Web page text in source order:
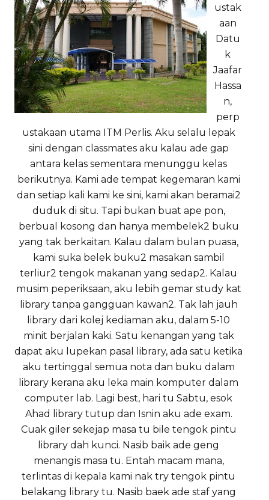
ustak
aan
Datu
k
Jaafar
Hassa
n,
perp
ustakaan utama ITM Perlis. Aku selalu lepak
sini dengan classmates aku kalau ade gap
antara kelas sementara menunggu kelas
berikutnya. Kami ade tempat kegemaran kami
dan setiap kali kami ke sini, kami akan beramai2
duduk di situ. Tapi bukan buat ape pon,
berbual kosong dan hanya membelek2 buku
yang tak berkaitan. Kalau dalam bulan puasa,
kami suka belek buku2 masakan sambil
terliur2 tengok makanan yang sedap2. Kalau
musim peperiksaan, aku lebih gemar study kat
library tanpa gangguan kawan2. Tak lah jauh
library dari kolej kediaman aku, dalam 5-10
minit berjalan kaki. Satu kenangan yang tak
dapat aku lupekan pasal library, ada satu ketika
aku tertinggal semua nota dan buku dalam
library kerana aku leka main komputer dalam
computer lab. Lagi best, hari tu Sabtu, esok
Ahad library tutup dan Isnin aku ade exam.
Cuak giler sekejap masa tu bile tengok pintu
library dah kunci. Nasib baik ade geng
menangis masa tu. Entah macam mana,
terlintas di kepala kami nak try tengok pintu
belakang library tu. Nasib baek ade staf yang